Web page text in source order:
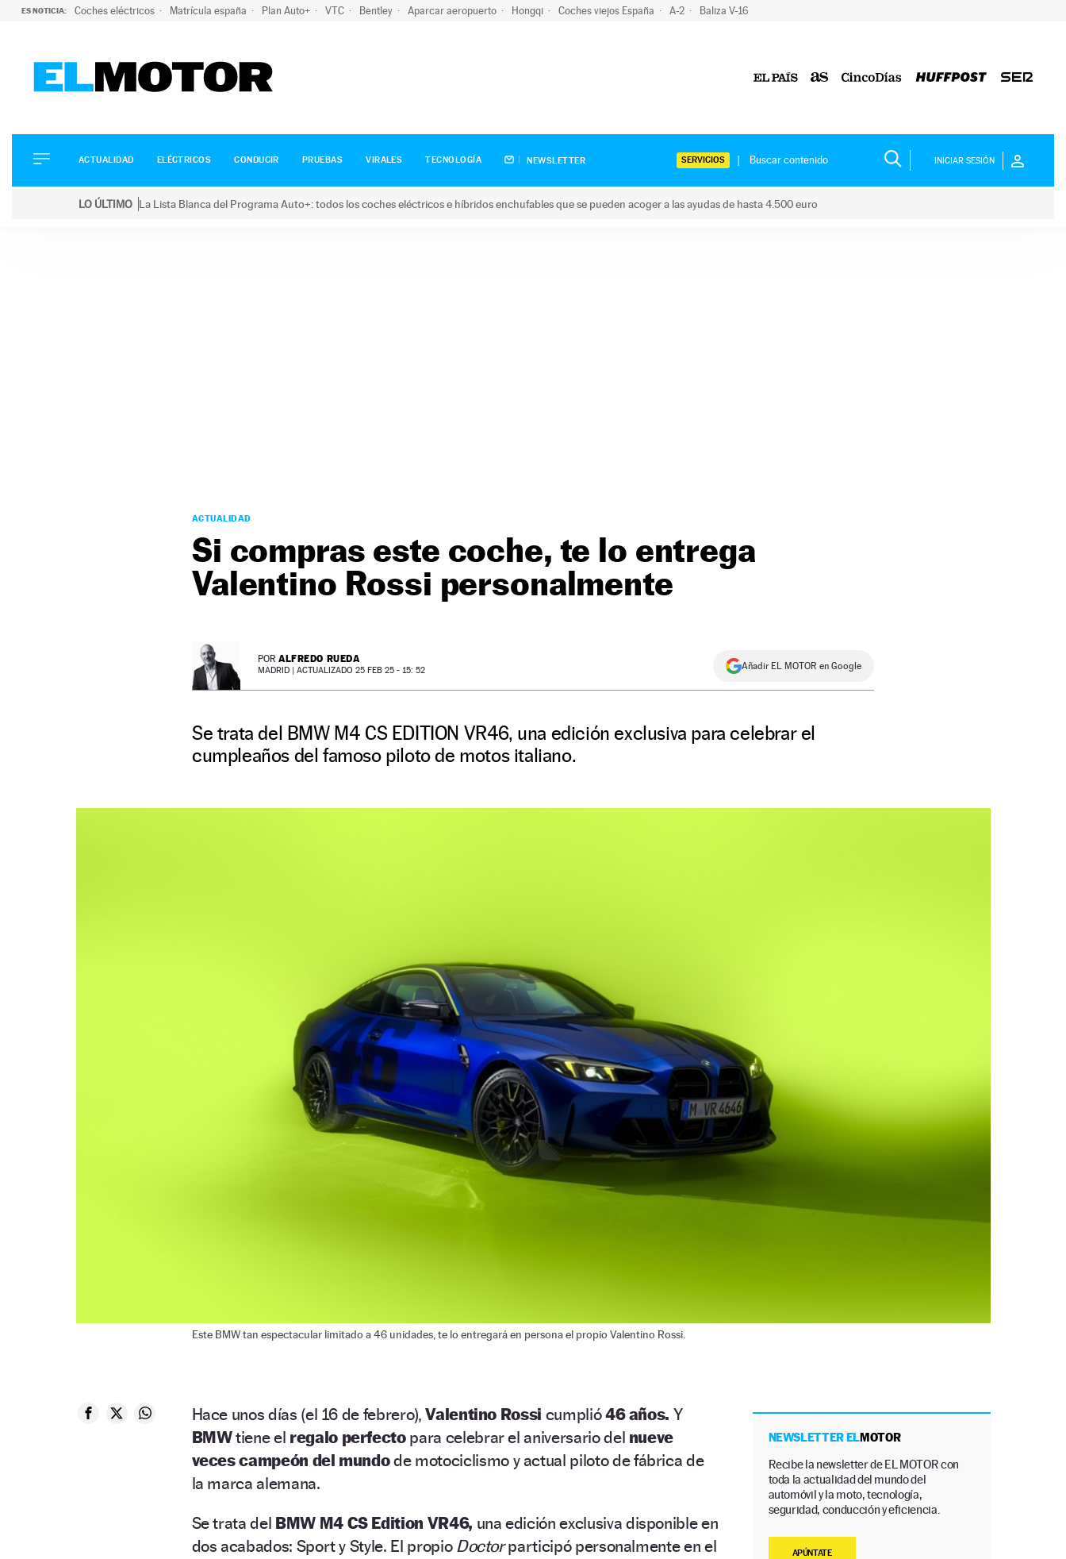
ES NOTICIA: Coches eléctricos Matrícula españa Plan Auto+ VTC Bentley Aparcar aeropuerto Hongqi Coches viejos España A-2 Baliza V-16
ELÉCTRICOS
CONDUCIR
ACTUALIDAD ELÉCTRICOS CONDUCIR PRUEBAS VIRALES TECNOLOGÍA NEWSLETTER SERVICIOS INICIAR SESIÓN
LO ÚLTIMO La Lista Blanca del Programa Auto+: todos los coches eléctricos e híbridos enchufables que se pueden acoger a las ayudas de hasta 4.500 euro
ACTUALIDAD
Si compras este coche, te lo entrega
Valentino Rossi personalmente
POR ALFREDO RUEDA
MADRID | ACTUALIZADO 25 FEB 25 - 15: 52 Añadir EL MOTOR en Google
Se trata del BMW M4 CS EDITION VR46, una edición exclusiva para celebrar el
cumpleaños del famoso piloto de motos italiano.
Este BMW tan espectacular limitado a 46 unidades, te lo entregará en persona el propio Valentino Rossi.
Hace unos días (el 16 de febrero),Valentino Rossi cumplió46 años. Y
BMWtiene el regalo perfectopara celebrar el aniversario del nueve
veces campeón del mundode motociclismo y actual piloto de fábrica de
la marca alemana.
Se trata del BMW M4 CS Edition VR46, una edición exclusiva disponible en
dos acabados: Sport y Style. El propio Doctorparticipó personalmente en el
NEWSLETTER ELMOTOR
Recibe la newsletter de EL MOTOR con
toda la actualidad del mundo del
automóvil y la moto, tecnología,
seguridad, conducción y eficiencia.
APÚNTATE